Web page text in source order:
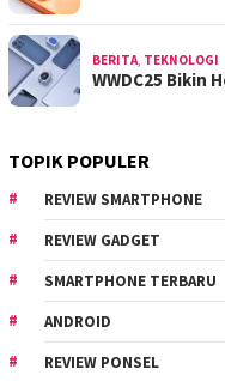
BERITA TEKNOLOGI
WWDC25 Bikin
TOPIK POPULER
REVIEW SMARTPHONE
REVIEW GADGET
SMARTPHONE TERBARU
ANDROID
REVIEW PONSEL